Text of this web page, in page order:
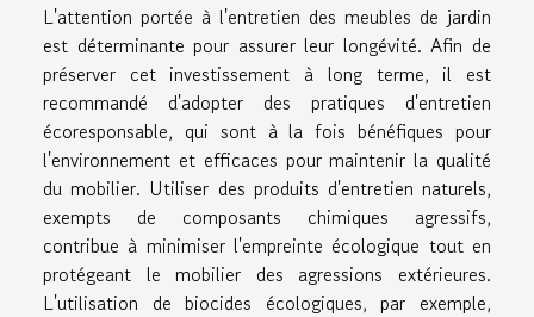
L'attention portée à l'entretien des meubles de jardin
est déterminante pour assurer leur longévité. Afin de
préserver cet investissement à long terme, il est
recommandé d'adopter des pratiques d'entretien
écoresponsable, qui sont à la fois bénéfiques pour
l'environnement et efficaces pour maintenir la qualité
du mobilier. Utiliser des produits d'entretien naturels,
exempts de composants chimiques agressifs,
contribue à minimiser l'empreinte écologique tout en
protégeant le mobilier des agressions extérieures.
L'utilisation de biocides écologiques, par exemple,